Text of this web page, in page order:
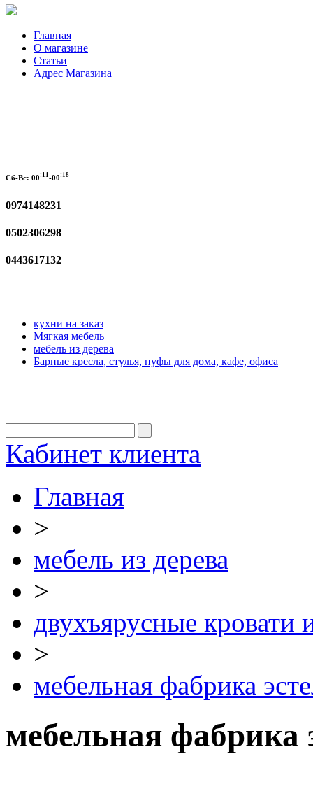
Главная
О магазине
Статьи
Адрес Магазина
Сб-Вс: 00:11 -00:18
0974148231
0502306298
0443617132
кухни на заказ
Мягкая мебель
мебель из дерева
Барные кресла, стулья, пуфы для дома, кафе, офиса
Кабинет клиента
Главная
>
мебель из дерева
>
двухъярусные кровати
>
мебельная фабрика
мебельная фабрика